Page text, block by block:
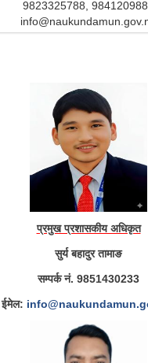
9823325788,
प्रमुख प्रशासकीय अधिकृत
सुर्य बहादुर तामाङ
सम्पर्क नं. 9851430233
ईमेल: